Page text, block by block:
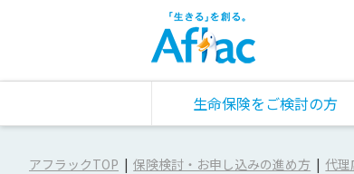
生命保険をご検討の方
アフラックTOP 保険検討・お申し込みの進め方 代理